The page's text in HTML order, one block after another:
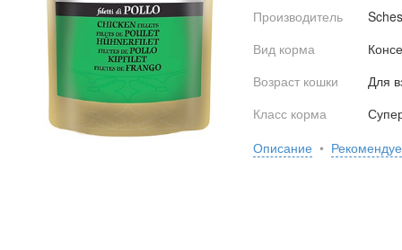
Производитель
Вид корма
Возраст кошки
Для
Класс корма
Описание •